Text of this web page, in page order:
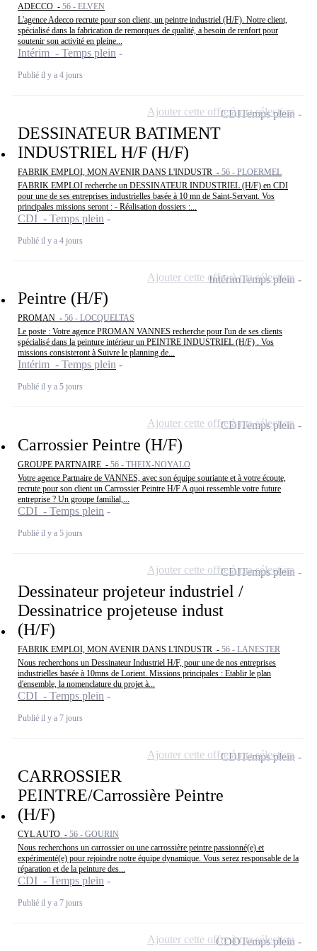
ADECCO - 56 - ELVEN
L'agence Adecco recrute pour son client, un peintre industriel (H/F). Notre client,
spécialisé dans la fabrication de remorques de qualité, a besoin de renfort pour
soutenir son activité en pleine...
Intérim - Temps plein
Publié il y a 4 jours
DESSINATEUR BATIMENT
INDUSTRIEL H/F (H/F)
FABRIK EMPLOI, MON AVENIR DANS L'INDUSTR - 56 - PLOERMEL
FABRIK EMPLOI recherche un DESSINATEUR INDUSTRIEL (H/F) en CDI
pour une de ses entreprises industrielles basée à 10 mn de Saint-Servant. Vos
principales missions seront : - Réalisation dossiers :...
CDI - Temps plein
Publié il y a 4 jours
CDITemps plein
Ajouter cette offre à ma sélection
Peintre (H/F)
PROMAN - 56 - LOCQUELTAS
Le poste : Votre agence PROMAN VANNES recherche pour l'un de ses clients
spécialisé dans la peinture intérieur un PEINTRE INDUSTRIEL (H/F) . Vos
missions consisteront à Suivre le planning de...
Intérim - Temps plein
Publié il y a 5 jours
IntérimTemps plein
Ajouter cette offre à ma sélection
Carrossier Peintre (H/F)
GROUPE PARTNAIRE - 56 - THEIX-NOYALO
Votre agence Partnaire de VANNES, avec son équipe souriante et à votre écoute,
recrute pour son client un Carrossier Peintre H/F A quoi ressemble votre future
entreprise ? Un groupe familial,...
CDI - Temps plein
Publié il y a 5 jours
CDITemps plein
Ajouter cette offre à ma sélection
Dessinateur projeteur industriel /
Dessinatrice projeteuse indust
(H/F)
FABRIK EMPLOI, MON AVENIR DANS L'INDUSTR - 56 - LANESTER
Nous recherchons un Dessinateur Industriel H/F, pour une de nos entreprises
industrielles basée à 10mns de Lorient. Missions principales : Etablir le plan
d'ensemble, la nomenclature du projet à...
CDI - Temps plein
Publié il y a 7 jours
CDITemps plein
Ajouter cette offre à ma sélection
CARROSSIER
PEINTRE/Carrossière Peintre
(H/F)
CYL AUTO - 56 - GOURIN
Nous recherchons un carrossier ou une carrossière peintre passionné(e) et
expérimenté(e) pour rejoindre notre équipe dynamique. Vous serez responsable de la
réparation et de la peinture des...
CDI - Temps plein
Publié il y a 7 jours
CDITemps plein
Ajouter cette offre à ma sélection
CDDTemps plein
Ajouter cette offre à ma sélection